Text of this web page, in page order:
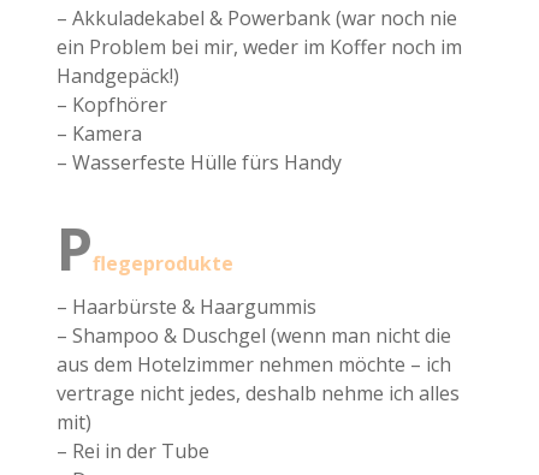
– Akkuladekabel & Powerbank (war noch nie
ein Problem bei mir, weder im Koffer noch im
Handgepäck!)
– Kopfhörer
– Kamera
– Wasserfeste Hülle fürs Handy
Pflegeprodukte
– Haarbürste & Haargummis
– Shampoo & Duschgel (wenn man nicht die
aus dem Hotelzimmer nehmen möchte – ich
vertrage nicht jedes, deshalb nehme ich alles
mit)
– Rei in der Tube